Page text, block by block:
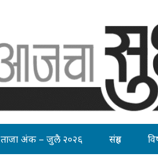
ताजा अंक – जुलै २०२६ संग्रह